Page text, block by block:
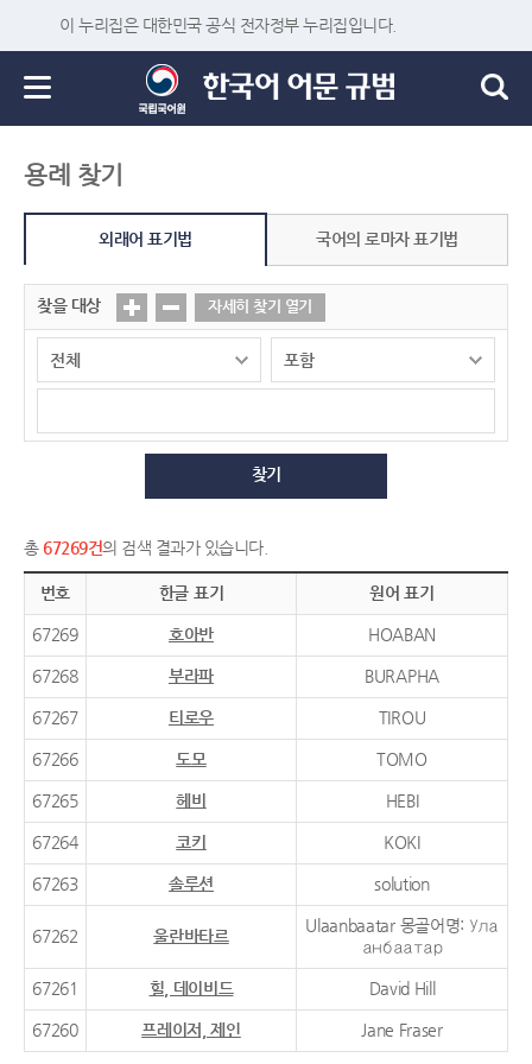
이 누리집은 대한민국 공식 전자정부 누리집입니다.
용례 찾기
외래어 표기법 국어의 로마자 표기법
찾을 대상 자세히 찾기 열기
찾기
총 67269건의 검색 결과가 있습니다.
번호 한글 표기 원어 표기
67269 호아반 HOABAN
67268 부라파 BURAPHA
67267 티로우 TIROU
67266 도모 TOMO
67265 헤비 HEBI
67264 코키 KOKI
67263 솔루션 solution
67262 울란바타르
Ulaanbaatar 몽골어명: Ула
анбаатар
67261 힐, 데이비드 David Hill
67260 프레이저, 제인 Jane Fraser